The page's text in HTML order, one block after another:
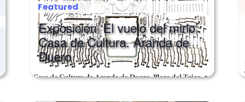
Featured
Exposición ‘El vuelo del mirlo’.
Casa de Cultura. Aranda de
Duero